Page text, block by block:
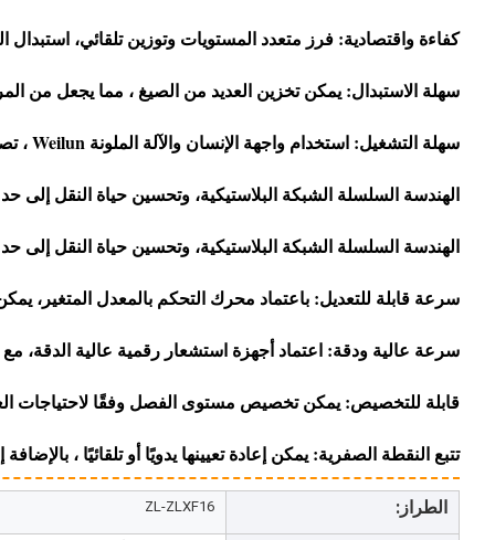
كفاءة واقتصادية: فرز متعدد المستويات وتوزين تلقائي، استبدال
سهلة الاستبدال: يمكن تخزين العديد من الصيغ ، مما يجعل من
سهلة التشغيل: استخدام واجهة الإنسان والآلة الملونة Weilun ، تصميم ذكي بالكامل وسهل الاستخدام.
الهندسة السلسلة الشبكة البلاستيكية، وتحسين حياة النقل إلى حد
الهندسة السلسلة الشبكة البلاستيكية، وتحسين حياة النقل إلى حد
سرعة قابلة للتعديل: باعتماد محرك التحكم بالمعدل المتغير،
سرعة عالية ودقة: اعتماد أجهزة استشعار رقمية عالية الدقة،
قابلة للتخصيص: يمكن تخصيص مستوى الفصل وفقًا لاحتياجات
تتبع النقطة الصفرية: يمكن إعادة تعيينها يدويًا أو تلقائيًا ،
الطراز: ZL-ZLXF16